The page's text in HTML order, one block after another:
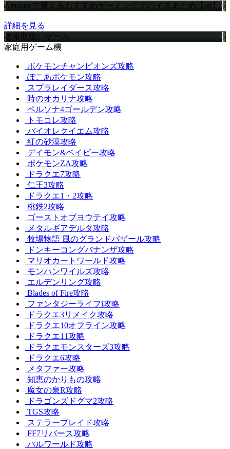
Amazonで買えるおすすめゲーミングデバイスまとめ【ad】
詳細を見る
攻略取扱いゲーム
家庭用ゲーム機
ポケモンチャンピオンズ攻略
ぽこあポケモン攻略
スプラレイダース攻略
時のオカリナ攻略
ペルソナ4ゴールデン攻略
トモコレ攻略
バイオレクイエム攻略
紅の砂漠攻略
デイモン&ベイビー攻略
ポケモンZA攻略
ドラクエ7攻略
仁王3攻略
ドラクエ1・2攻略
桃鉄2攻略
ゴーストオブヨウテイ攻略
メタルギアデルタ攻略
牧場物語 風のグランドバザール攻略
ドンキーコングバナンザ攻略
マリオカートワールド攻略
モンハンワイルズ攻略
エルデンリング攻略
Blades of Fire攻略
ファンタジーライフi攻略
ドラクエ3リメイク攻略
ドラクエ10オフライン攻略
ドラクエ11攻略
ドラクエモンスターズ3攻略
ドラクエ6攻略
メタファー攻略
知恵のかりもの攻略
魔女の泉R攻略
ドラゴンズドグマ2攻略
TGS攻略
ステラーブレイド攻略
FF7リバース攻略
パルワールド攻略